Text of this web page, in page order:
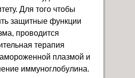
Для того чтобы
защитные функции
проводится
терапия
плазмой и
иммуноглобулина.